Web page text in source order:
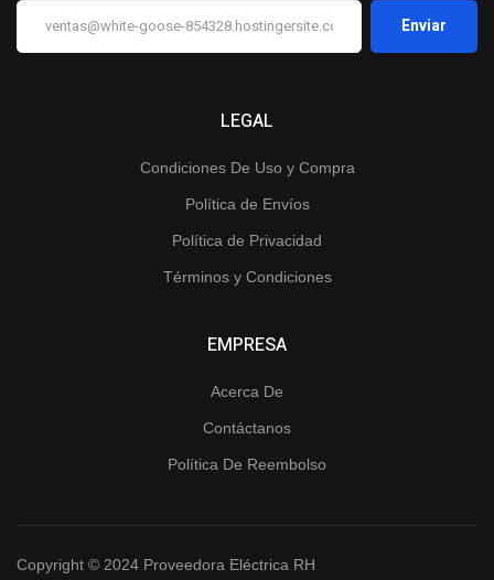
LEGAL
Condiciones De Uso y Compra
Política de Envíos
Política de Privacidad
Términos y Condiciones
EMPRESA
Acerca De
Contáctanos
Política De Reembolso
Copyright © 2024 Proveedora Eléctrica RH